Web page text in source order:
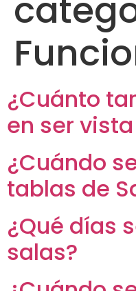
¿Cuánto
en ser
¿Cuándo
tablas de
¿Qué días
salas?